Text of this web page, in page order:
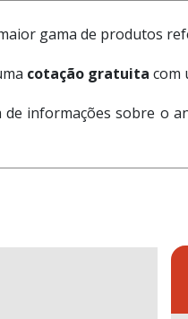
gama de produtos
cotação gratuita com
informações sobre o